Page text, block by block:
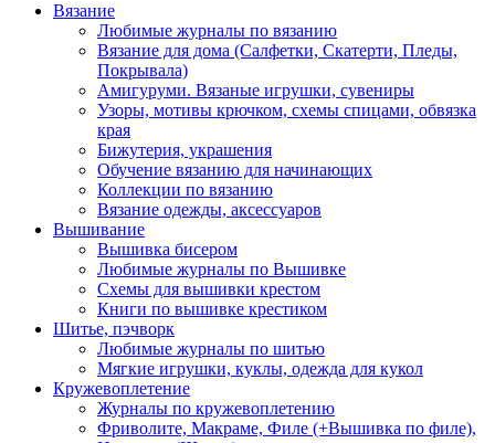
Вязание
Любимые журналы по вязанию
Вязание для дома (Салфетки, Скатерти, Пледы,
Покрывала)
Амигуруми. Вязаные игрушки, сувениры
Узоры, мотивы крючком, схемы спицами, обвязка
края
Бижутерия, украшения
Обучение вязанию для начинающих
Коллекции по вязанию
Вязание одежды, аксессуаров
Вышивание
Вышивка бисером
Любимые журналы по Вышивке
Схемы для вышивки крестом
Книги по вышивке крестиком
Шитье, пэчворк
Любимые журналы по шитью
Мягкие игрушки, куклы, одежда для кукол
Кружевоплетение
Журналы по кружевоплетению
Фриволите, Макраме, Филе (+Вышивка по филе),